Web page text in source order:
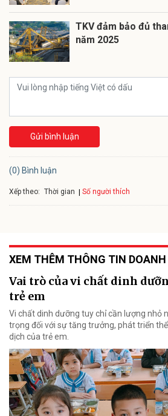
TKV đảm bảo đủ
năm 2025
Gửi bình luận
(0) Bình luận
Xếp theo: Thời gian Số người thích
XEM THÊM THÔNG TIN DOANH
Vai trò của vi chất dinh
trẻ em
Vi chất dinh dưỡng tuy chỉ cần lượng nhỏ
trọng đối với sự tăng trưởng, phát triển
dịch của trẻ em.